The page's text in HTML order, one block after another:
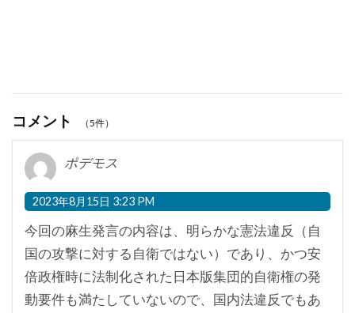
コメント （5件）
ポデモス
2023年8月15日 3:23 PM
今回の麻生発言の内容は、明らかな憲法違反（自
国の攻撃に対する自衛ではない）であり、かつ安
倍政権時に法制化された日本版集団的自衛権の発
動要件も満たしていないので、国内法違反でもあ